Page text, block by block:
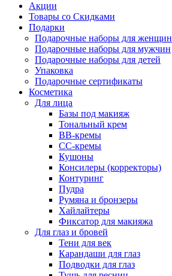
Акции
Товары со Скидками
Подарки
Подарочные наборы для женщин
Подарочные наборы для мужчин
Подарочные наборы для детей
Упаковка
Подарочные сертификаты
Косметика
Для лица
Базы под макияж
Тональный крем
BB-кремы
CC-кремы
Кушоны
Консилеры (корректоры)
Контуринг
Пудра
Румяна и бронзеры
Хайлайтеры
Фиксатор для макияжа
Для глаз и бровей
Тени для век
Карандаши для глаз
Подводки для глаз